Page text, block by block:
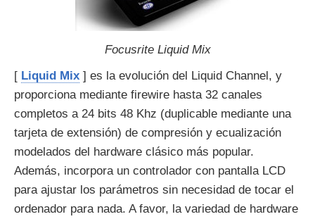
Focusrite Liquid Mix
[ Liquid Mix ] es la evolución del Liquid Channel, y
proporciona mediante firewire hasta 32 canales
completos a 24 bits 48 Khz (duplicable mediante una
tarjeta de extensión) de compresión y ecualización
modelados del hardware clásico más popular.
Además, incorpora un controlador con pantalla LCD
para ajustar los parámetros sin necesidad de tocar el
ordenador para nada. A favor, la variedad de hardware